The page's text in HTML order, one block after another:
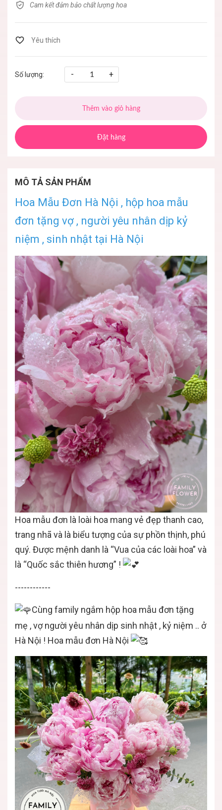
Cam kết đảm bảo chất lượng hoa
Số lượng: - +
Thêm vào giỏ hàng
Đặt hàng
MÔ TẢ SẢN PHẨM
Hoa Mẫu Đơn Hà Nội , hộp hoa mẫu
đơn tặng vợ , người yêu nhân dịp kỷ
niệm , sinh nhật tại Hà Nội
Hoa mẫu đơn là loài hoa mang vẻ đẹp thanh cao,
trang nhã và là biểu tượng của sự phồn thịnh, phú
quý. Được mệnh danh là “Vua của các loài hoa” và
là “Quốc sắc thiên hương” !
------------
Cùng family ngắm hộp hoa mẫu đơn tặng
mẹ , vợ người yêu nhân dịp sinh nhật , kỷ niệm .. ở
Hà Nội ! Hoa mẫu đơn Hà Nội